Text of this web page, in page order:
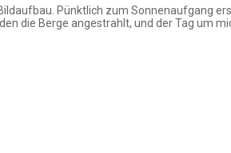
Pünktlich zum Sonnenaufgang
die Berge angestrahlt, und der Tag um